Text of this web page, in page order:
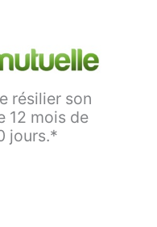
résilier son
12 mois de
jours.*